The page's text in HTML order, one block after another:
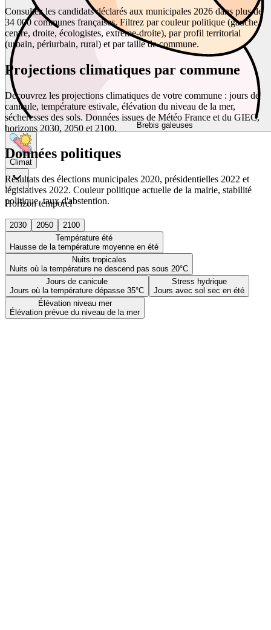
Brebis galeuses
Climat
Horizon temporel
2030 2050
2100
Température été
Hausse de la température moyenne en été
Nuits tropicales
Nuits où la température ne descend pas sous 20°C
Jours de canicule
Jours où la température dépasse 35°C
Stress hydrique
Jours avec sol sec en été
Élévation niveau mer
Élévation prévue du niveau de la mer
Consultez les candidats déclarés aux municipales 2026 dans plus de
34 000 communes françaises. Filtrez par couleur politique (gauche,
centre, droite, écologistes, extrême-droite), par profil territorial
(urbain, périurbain, rural) et par taille de commune.
Projections climatiques par commune
Découvrez les projections climatiques de votre commune : jours de
canicule, température estivale, élévation du niveau de la mer,
sécheresses des sols. Données issues de Météo France et du GIEC,
horizons 2030, 2050 et 2100.
Données politiques
Résultats des élections municipales 2020, présidentielles 2022 et
législatives 2022. Couleur politique actuelle de la mairie, stabilité
politique, taux d'abstention.